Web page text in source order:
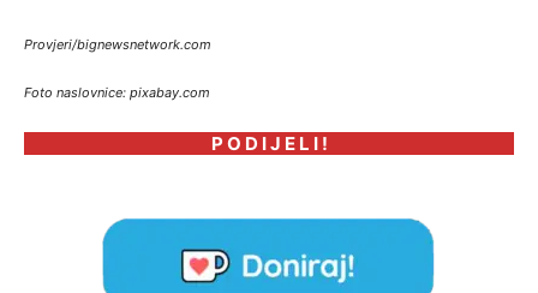
Provjeri/bignewsnetwork.com
Foto naslovnice: pixabay.com
P O D I J E L I !